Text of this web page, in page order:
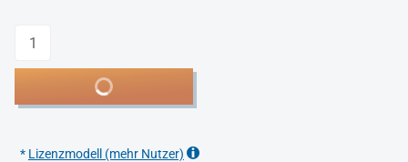
Anzahl
In den Warenkorb
* Lizenzmodell (mehr Nutzer)